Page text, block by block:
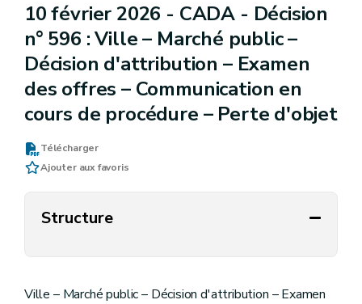
10 février 2026 - CADA - Décision
n° 596 : Ville – Marché public –
Décision d'attribution – Examen
des offres – Communication en
cours de procédure – Perte d'objet
Télécharger
Ajouter aux favoris
Structure
Ville – Marché public – Décision d'attribution – Examen